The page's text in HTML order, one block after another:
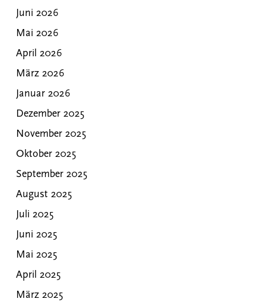
Juni 2026
Mai 2026
April 2026
März 2026
Januar 2026
Dezember 2025
November 2025
Oktober 2025
September 2025
August 2025
Juli 2025
Juni 2025
Mai 2025
April 2025
März 2025